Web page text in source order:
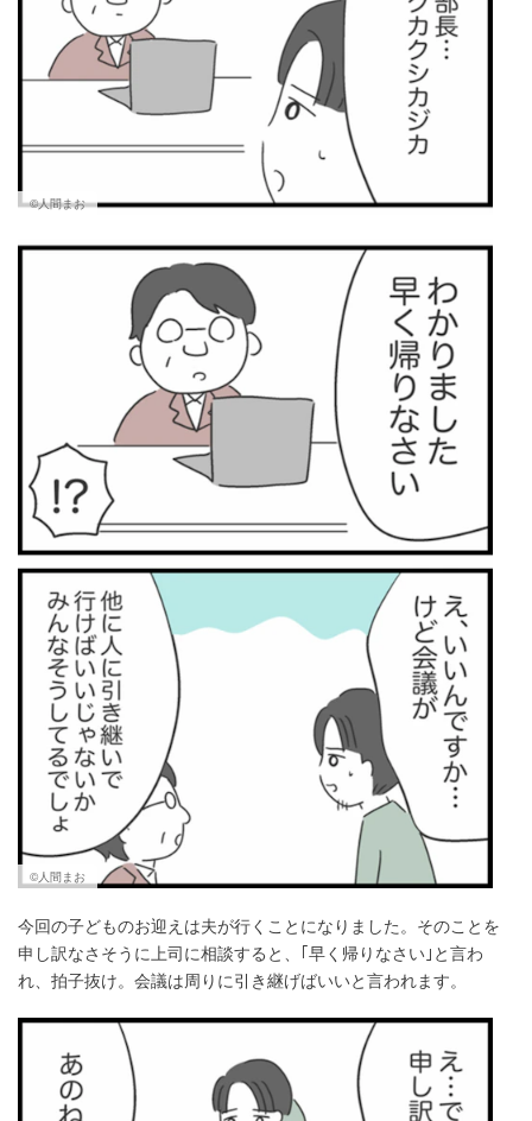
©人間まお
©人間まお
今回の子どものお迎えは夫が行くことになりました。そのことを
申し訳なさそうに上司に相談すると、｢早く帰りなさい｣と言わ
れ、拍子抜け。会議は周りに引き継げばいいと言われます。